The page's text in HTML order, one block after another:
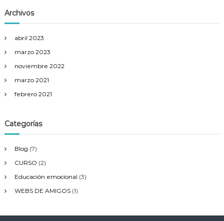
Archivos
abril 2023
marzo 2023
noviembre 2022
marzo 2021
febrero 2021
Categorías
Blog (7)
CURSO (2)
Educación emocional (3)
WEBS DE AMIGOS(1)